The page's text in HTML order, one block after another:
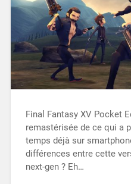
Final Fantasy XV Pocket
remastérisée de ce qui a
temps déjà sur
différences entre cette
next-gen ? Eh…